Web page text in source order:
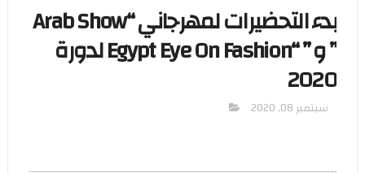
بدء التحضيرات لمهرجاني “Arab Show
” و ” “Egypt Eye On Fashion لدورة
2020
سبتمبر 08, 2020